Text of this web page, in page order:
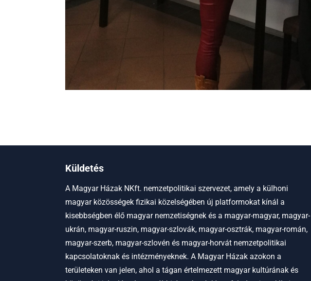
Küldetés
A Magyar Házak NKft. nemzetpolitikai szervezet, amely a külhoni
magyar közösségek fizikai közelségében új platformokat kínál a
kisebbségben élő magyar nemzetiségnek és a magyar-magyar, magyar-
ukrán, magyar-ruszin, magyar-szlovák, magyar-osztrák, magyar-román,
magyar-szerb, magyar-szlovén és magyar-horvát nemzetpolitikai
kapcsolatoknak és intézményeknek. A Magyar Házak azokon a
területeken van jelen, ahol a tágan értelmezett magyar kultúrának és